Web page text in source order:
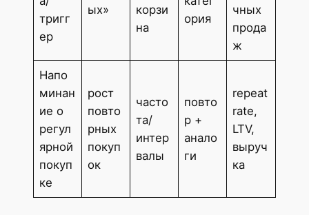
тригг
ер
ых»
корзи
на
ория
чных
прода
ж
Напо
минан
ие о
регул
ярной
покуп
ке
рост
повто
рных
покуп
ок
часто
та/
интер
валы
повто
р +
анало
ги
repeat
rate,
LTV,
выруч
ка